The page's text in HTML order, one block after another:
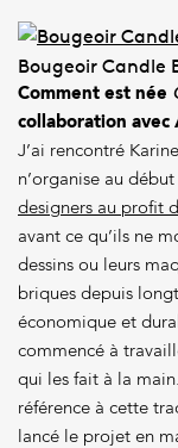
Bougeoir Candle
Comment est née
collaboration avec
J’ai rencontré
n’organise au
designers au profit
avant ce qu’ils ne
dessins ou leurs
briques depuis
économique et
commencé à
qui les fait à la
référence à cette
lancé le projet en